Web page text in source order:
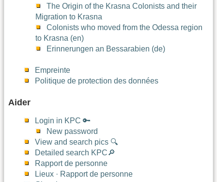
The Origin of the Krasna Colonists and their
Migration to Krasna
Colonists who moved from the Odessa region
to Krasna (en)
Erinnerungen an Bessarabien (de)
Empreinte
Politique de protection des données
Aider
Login in KPC 🔑
New password
View and search pics 🔍
Detailed search KPC🔎
Rapport de personne
Lieux · Rapport de personne